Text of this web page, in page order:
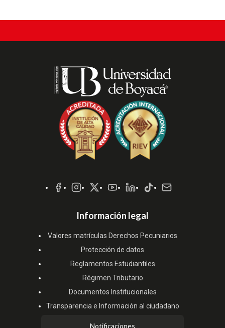
Sociales
Información legal
Valores matrículas Derechos Pecuniarios
Protección de datos
Reglamentos Estudiantiles
Régimen Tributario
Documentos Institucionales
Transparencia e Información al ciudadano
Notificaciones